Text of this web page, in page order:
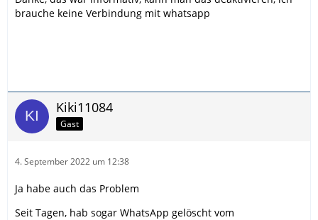
brauche keine Verbindung mit whatsapp
Kiki11084
Gast
4. September 2022 um 12:38
Ja habe auch das Problem
Seit Tagen, hab sogar WhatsApp gelöscht vom